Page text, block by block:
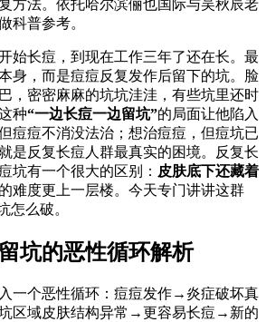
方法。依托哈尔滨俪也国际与吴秋辰老
科普参考。
始长痘，到现在工作三年了还在长。最
身，而是痘痘反复发作后留下的坑。脸
，密密麻麻的坑坑洼洼，有些坑里还时
种“一边长痘一边留坑”的局面让他陷入
痘痘不消没法治；想治痘痘，但痘坑已
是反复长痘人群最真实的困境。反复长
坑有一个很大的区别： 皮肤底下还藏着
难度更上一层楼。今天专门讲讲这群
怎么破。
坑的恶性循环解析
一个恶性循环：痘痘发作→炎症破坏真
区域皮肤结构异常→更容易长痘→新的